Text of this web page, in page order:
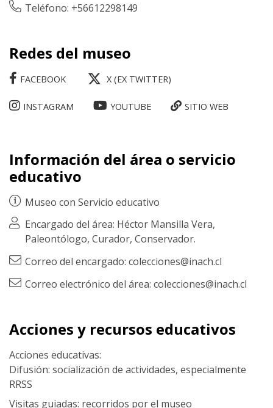
Teléfono: +56612298149
Redes del museo
FACEBOOK X (EX TWITTER)
INSTAGRAM YOUTUBE SITIO WEB
Información del área o servicio
educativo
Museo con Servicio educativo
Encargado del área: Héctor Mansilla Vera,
Paleontólogo, Curador, Conservador.
Correo del encargado: colecciones@inach.cl
Correo electrónico del área: colecciones@inach.cl
Acciones y recursos educativos
Acciones educativas:
Difusión: socialización de actividades, especialmente
RRSS
Visitas guiadas: recorridos por el museo